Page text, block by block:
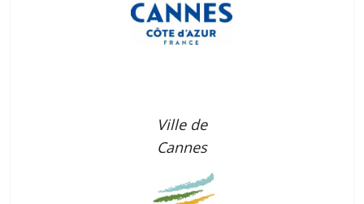
Ville de
Cannes